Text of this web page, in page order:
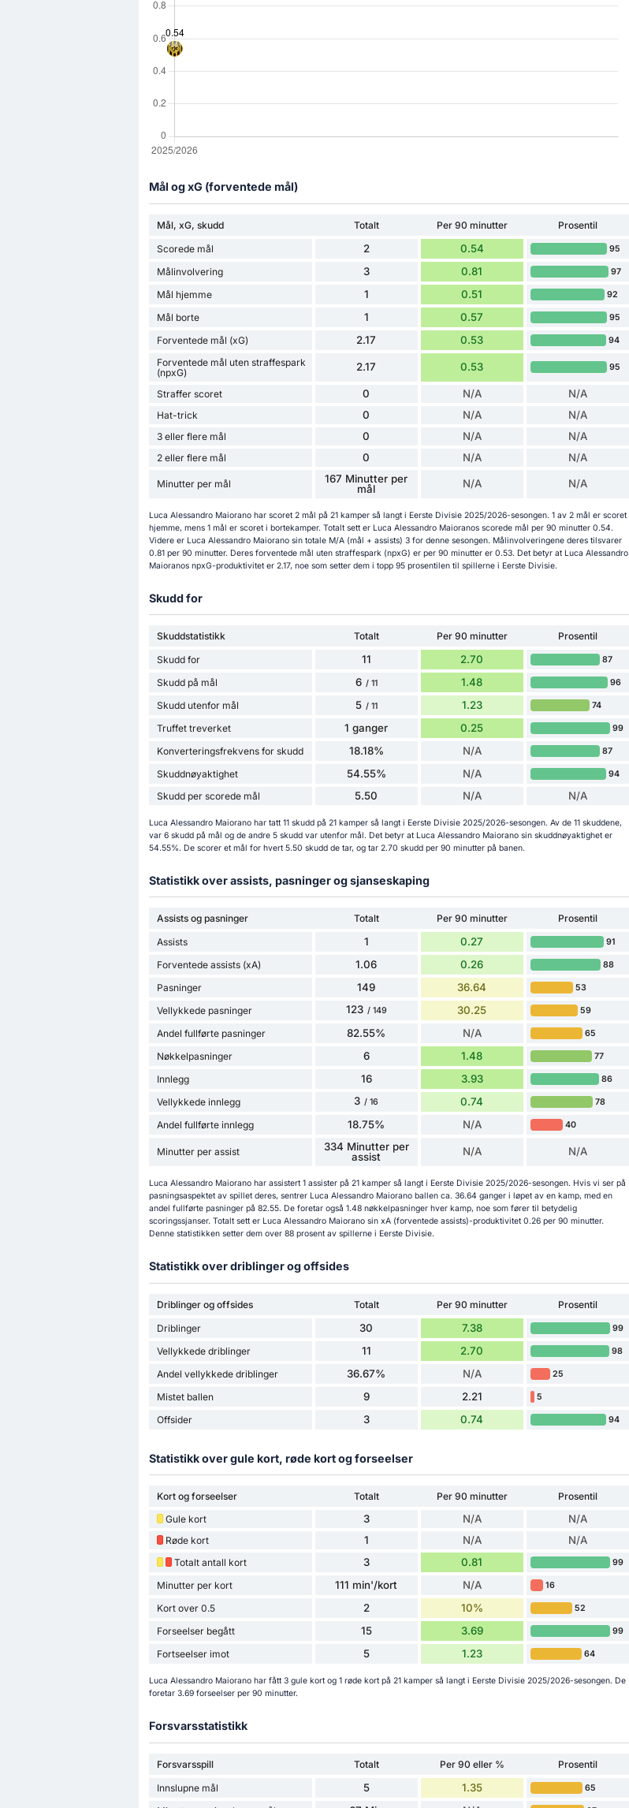
Mål og xG (forventede mål)
Mål, xG, skudd Totalt Per 90 minutter
Prosentil
Scorede mål
2 0.54 95
Målinvolvering 3 0.81 97
Mål hjemme 1 0.51 92
Mål borte 1 0.57 95
Forventede mål (xG) 2.17 0.53 94
Forventede mål uten straffespark
(npxG)
2.17 0.53 95
Straffer scoret 0 N/A N/A
Hat-trick 0 N/A N/A
3 eller flere mål 0 N/A N/A
2 eller flere mål 0 N/A N/A
Minutter per mål
167 Minutter per
mål
N/A N/A
Luca Alessandro Maiorano har scoret 2 mål på 21 kamper så langt i Eerste Divisie 2025/2026-sesongen. 1 av 2 mål er scoret
hjemme, mens 1 mål er scoret i bortekamper. Totalt sett er Luca Alessandro Maioranos scorede mål per 90 minutter 0.54.
Videre er Luca Alessandro Maiorano sin totale M/A (mål + assists) 3 for denne sesongen. Målinvolveringene deres tilsvarer
0.81 per 90 minutter. Deres forventede mål uten straffespark (npxG) er per 90 minutter er 0.53. Det betyr at Luca Alessandro
Maioranos npxG-produktivitet er 2.17, noe som setter dem i topp 95 prosentilen til spillerne i Eerste Divisie.
Skudd for
Skuddstatistikk Totalt Per 90 minutter
Prosentil
Skudd for
11 2.70 87
Skudd på mål 6 / 11 1.48 96
Skudd utenfor mål 5 / 11 1.23 74
Truffet treverket 1 ganger 0.25 99
Konverteringsfrekvens for skudd 18.18% N/A 87
Skuddnøyaktighet 54.55% N/A 94
Skudd per scorede mål 5.50 N/A N/A
Luca Alessandro Maiorano har tatt 11 skudd på 21 kamper så langt i Eerste Divisie 2025/2026-sesongen. Av de 11 skuddene,
var 6 skudd på mål og de andre 5 skudd var utenfor mål. Det betyr at Luca Alessandro Maiorano sin skuddnøyaktighet er
54.55%. De scorer et mål for hvert 5.50 skudd de tar, og tar 2.70 skudd per 90 minutter på banen.
Statistikk over assists, pasninger og sjanseskaping
Assists og pasninger Totalt Per 90 minutter
Prosentil
Assists
1 0.27 91
Forventede assists (xA) 1.06 0.26 88
Pasninger 149 36.64 53
Vellykkede pasninger 123 / 149 30.25 59
Andel fullførte pasninger 82.55% N/A 65
Nøkkelpasninger 6 1.48 77
Innlegg 16 3.93 86
Vellykkede innlegg 3 / 16 0.74 78
Andel fullførte innlegg 18.75% N/A 40
Minutter per assist
334 Minutter per
assist
N/A N/A
Luca Alessandro Maiorano har assistert 1 assister på 21 kamper så langt i Eerste Divisie 2025/2026-sesongen. Hvis vi ser på
pasningsaspektet av spillet deres, sentrer Luca Alessandro Maiorano ballen ca. 36.64 ganger i løpet av en kamp, med en
andel fullførte pasninger på 82.55. De foretar også 1.48 nøkkelpasninger hver kamp, noe som fører til betydelig
scoringssjanser. Totalt sett er Luca Alessandro Maiorano sin xA (forventede assists)-produktivitet 0.26 per 90 minutter.
Denne statistikken setter dem over 88 prosent av spillerne i Eerste Divisie.
Statistikk over driblinger og offsides
Driblinger og offsides Totalt Per 90 minutter
Prosentil
Driblinger
30 7.38 99
Vellykkede driblinger 11 2.70 98
Andel vellykkede driblinger 36.67% N/A 25
Mistet ballen 9 2.21 5
Offsider 3 0.74 94
Statistikk over gule kort, røde kort og forseelser
Kort og forseelser Totalt Per 90 minutter
Prosentil
Gule kort
3 N/A N/A
Røde kort 1 N/A N/A
Totalt antall kort 3 0.81 99
Minutter per kort 111 min'/kort N/A 16
Kort over 0.5 2 10% 52
Forseelser begått 15 3.69 99
Fortseelser imot 5 1.23 64
Luca Alessandro Maiorano har fått 3 gule kort og 1 røde kort på 21 kamper så langt i Eerste Divisie 2025/2026-sesongen. De
foretar 3.69 forseelser per 90 minutter.
Forsvarsstatistikk
Forsvarsspill Totalt Per 90 eller %
Prosentil
Innslupne mål
5 1.35 65